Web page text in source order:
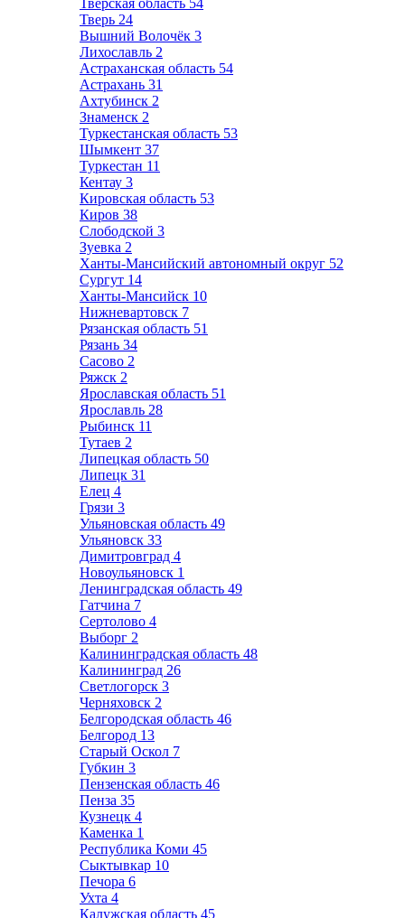
Тверская область 54
Тверь 24
Вышний Волочёк 3
Лихославль 2
Астраханская область 54
Астрахань 31
Ахтубинск 2
Знаменск 2
Туркестанская область 53
Шымкент 37
Туркестан 11
Кентау 3
Кировская область 53
Киров 38
Слободской 3
Зуевка 2
Ханты-Мансийский автономный округ 52
Сургут 14
Ханты-Мансийск 10
Нижневартовск 7
Рязанская область 51
Рязань 34
Сасово 2
Ряжск 2
Ярославская область 51
Ярославль 28
Рыбинск 11
Тутаев 2
Липецкая область 50
Липецк 31
Елец 4
Грязи 3
Ульяновская область 49
Ульяновск 33
Димитровград 4
Новоульяновск 1
Ленинградская область 49
Гатчина 7
Сертолово 4
Выборг 2
Калининградская область 48
Калининград 26
Светлогорск 3
Черняховск 2
Белгородская область 46
Белгород 13
Старый Оскол 7
Губкин 3
Пензенская область 46
Пенза 35
Кузнецк 4
Каменка 1
Республика Коми 45
Сыктывкар 10
Печора 6
Ухта 4
Калужская область 45